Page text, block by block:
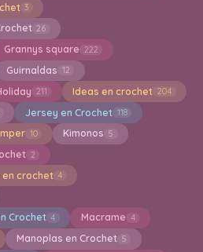
3
26
Grannys square 222
Guirnaldas 12
211 Ideas en crochet 204
Jersey en Crochet 118
10 Kimonos 5
2
crochet 4
Crochet 4 Macrame 4
Manoplas en Crochet 5